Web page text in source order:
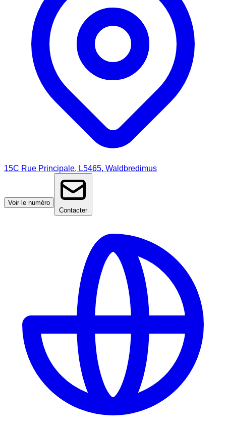
15C Rue Principale, L5465, Waldbredimus
Voir le numéro
Contacter